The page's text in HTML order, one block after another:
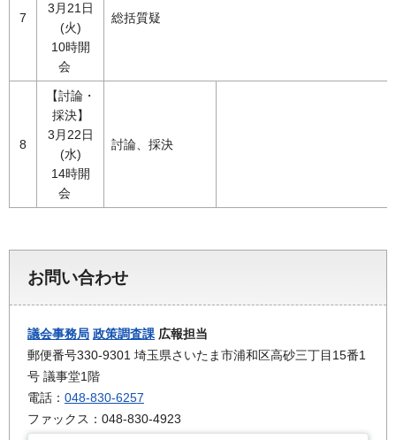
7
3月21日
(火)
10時開
会
総括質疑
8
【討論・
採決】
3月22日
(水)
14時開
会
討論、採決
お問い合わせ
議会事務局 政策調査課 広報担当
郵便番号330-9301 埼玉県さいたま市浦和区高砂三丁目15番1
号 議事堂1階
電話： 048-830-6257
ファックス：048-830-4923